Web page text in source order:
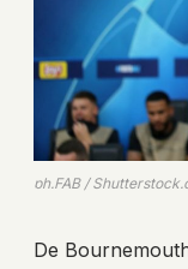
ph.FAB /
De